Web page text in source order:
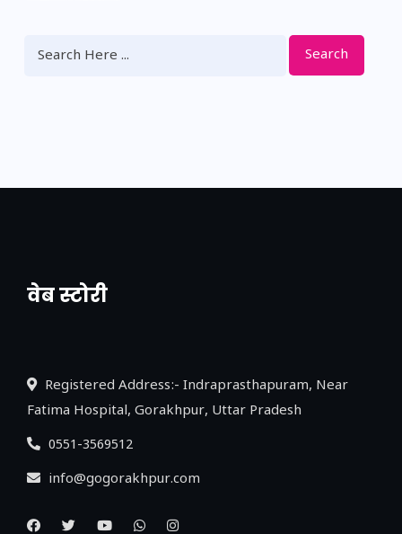
Search
वेब स्टोरी
नया एक्सप्रेसवे: पूर्वांचल का लक, डेवलपमेंट का
Registered Address:- Indraprasthapuram, Near
Fatima Hospital, Gorakhpur, Uttar Pradesh
0551-3569512
info@gogorakhpur.com